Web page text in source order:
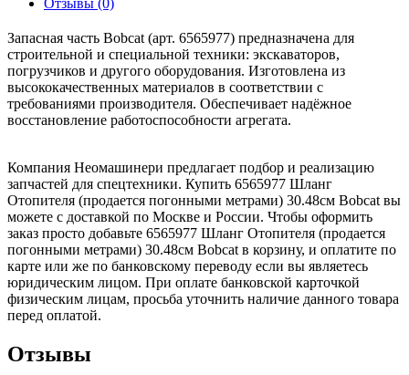
Запасная часть Bobcat (арт. 6565977) предназначена для
строительной и специальной техники: экскаваторов,
погрузчиков и другого оборудования. Изготовлена из
высококачественных материалов в соответствии с
требованиями производителя. Обеспечивает надёжное
восстановление работоспособности агрегата.
Компания Неомашинери предлагает подбор и реализацию
запчастей для спецтехники. Купить 6565977 Шланг
Отопителя (продается погонными метрами) 30.48см Bobcat вы
можете с доставкой по Москве и России. Чтобы оформить
заказ просто добавьте 6565977 Шланг Отопителя (продается
погонными метрами) 30.48см Bobcat в корзину, и оплатите по
карте или же по банковскому переводу если вы являетесь
юридическим лицом. При оплате банковской карточкой
физическим лицам, просьба уточнить наличие данного товара
перед оплатой.
Отзывы